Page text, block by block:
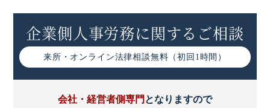
企業側人事労務に関するご相談
来所・オンライン法律相談無料（初回1時間）
会社・経営者側専門 となりますので